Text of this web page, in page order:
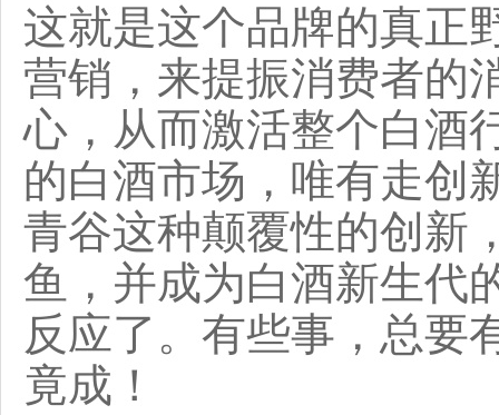
这就是这个品牌的真正
营销，来提振消费者的
心，从而激活整个白酒
的白酒市场，唯有走创
青谷这种颠覆性的创新
鱼，并成为白酒新生代
反应了。有些事，总要
竟成！